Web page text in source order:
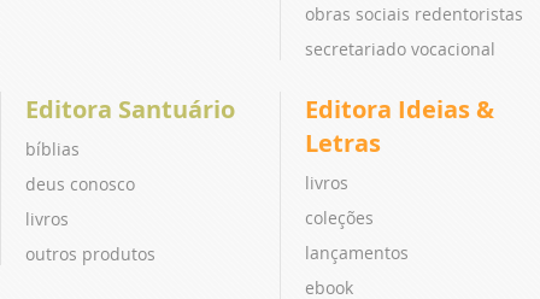
obras sociais redentoristas
secretariado vocacional
Editora Santuário
bíblias
deus conosco
livros
outros produtos
Editora Ideias &
Letras
livros
coleções
lançamentos
ebook